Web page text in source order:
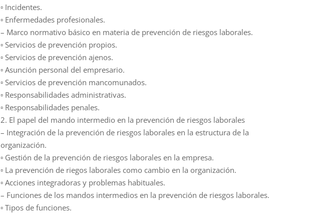
▫ Incidentes.
▫ Enfermedades profesionales.
– Marco normativo básico en materia de prevención de riesgos laborales.
▫ Servicios de prevención propios.
▫ Servicios de prevención ajenos.
▫ Asunción personal del empresario.
▫ Servicios de prevención mancomunados.
▫ Responsabilidades administrativas.
▫ Responsabilidades penales.
2. El papel del mando intermedio en la prevención de riesgos laborales
– Integración de la prevención de riesgos laborales en la estructura de la
organización.
▫ Gestión de la prevención de riesgos laborales en la empresa.
▫ La prevención de riegos laborales como cambio en la organización.
▫ Acciones integradoras y problemas habituales.
– Funciones de los mandos intermedios en la prevención de riesgos laborales.
▫ Tipos de funciones.